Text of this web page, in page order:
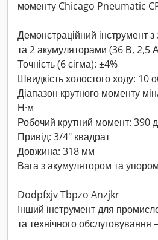
моменту Chicago Pneumatic
Демонстраційний інструмент
та 2 акумуляторами (36 В, 2,5
Точність (6 сігма): ±4%
Швидкість холостого ходу: 10
Діапазон крутного моменту
Н·м
Робочий крутний момент: 390
Привід: 3/4" квадрат
Довжина: 318 мм
Вага з акумулятором та упором
Dodpfxjv Tbpzo Anzjkr
Інший інструмент для
та технічного